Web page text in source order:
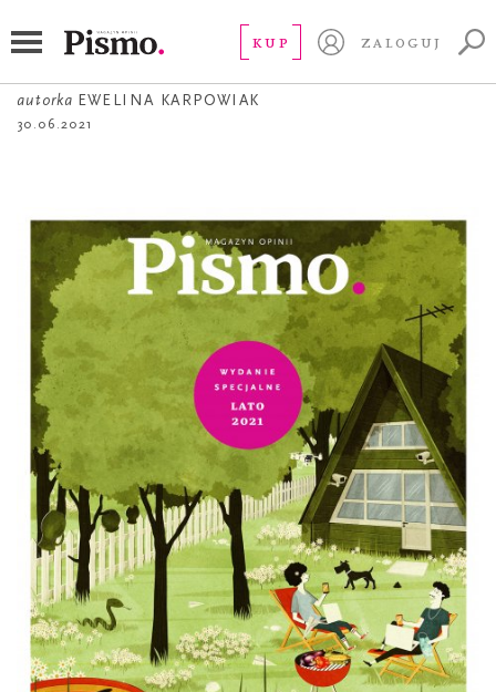
KUP ZALOGUJ
Wakacje
autorka EWELINA KARPOWIAK
30.06.2021